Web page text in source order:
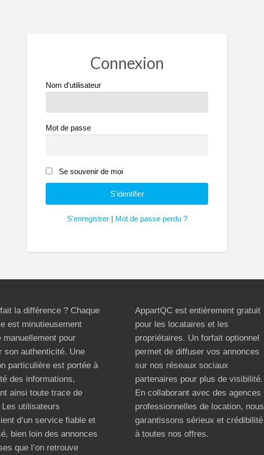
Connexion
Nom d'utilisateur
Mot de passe
Se souvenir de moi
S'enregistrer| Mot de passe perdu ?
la différence ? Chaque
est minutieusement
manuellement pour
son authenticité. Une
particulière est portée à
des informations,
ainsi toute trace de
Les utilisateurs
d’un service fiable et
bien loin des annonces
que l’on retrouve
AppartQC est entièrement gratuit
pour les locataires et les
propriétaires. Un forfait optionnel
permet de diffuser vos annonces
sur nos réseaux sociaux
partenaires pour plus de visibilité.
En collaborant avec des agences
professionnelles de location, nous
garantissons sérieux et crédibilité
à toutes nos offres.